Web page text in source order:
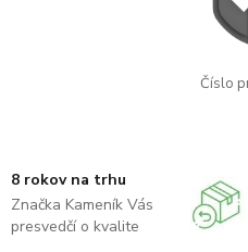
Číslo
8 rokov na trhu
Značka Kameník Vás
presvedčí o kvalite